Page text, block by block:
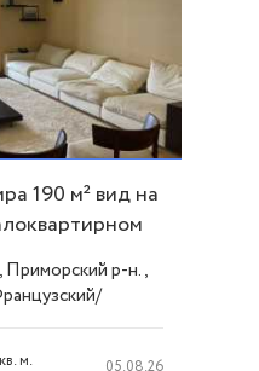
190 м² вид на
Приморский р-н.,
м. 05.08.26